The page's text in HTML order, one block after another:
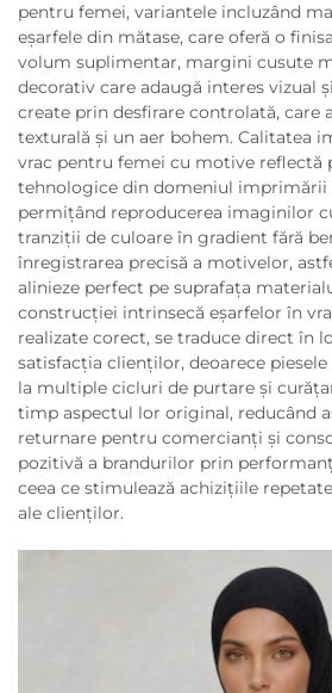
pentru femei, variantele incluzând
eșarfele din mătase, care oferă o
volum suplimentar, margini cusute
decorativ care adaugă interes vizual
create prin desfirare controlată, care
texturală și un aer bohem. Calitatea
vrac pentru femei cu motive reflectă
tehnologice din domeniul imprimării
permițând reproducerea imaginilor
tranziții de culoare în gradient fără
înregistrarea precisă a motivelor,
alinieze perfect pe suprafața
construcției intrinsecă eșarfelor în
realizate corect, se traduce direct în
satisfacția clienților, deoarece
la multiple cicluri de purtare și
timp aspectul lor original, reducând
returnare pentru comercianți și
pozitivă a brandurilor prin
ceea ce stimulează achizițiile
ale clienților.